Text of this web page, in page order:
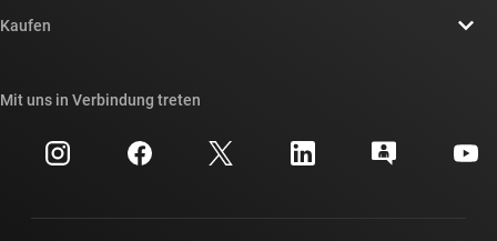
Newsroom
Investorenbeziehungen
Fertigung
Querverweis-Suche
Kundensupportzentrum
Kaufen
Häufig gestellte Fragen zu Bestellungen
Mit uns in Verbindung treten